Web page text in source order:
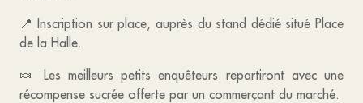
📍 Inscription sur place, auprès du stand dédié situé Place
de la Halle.
🍬 Les meilleurs petits enquêteurs repartiront avec une
récompense sucrée offerte par un commerçant du marché.